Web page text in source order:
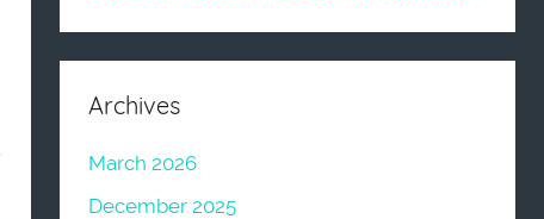
Archives
March 2026
December 2025